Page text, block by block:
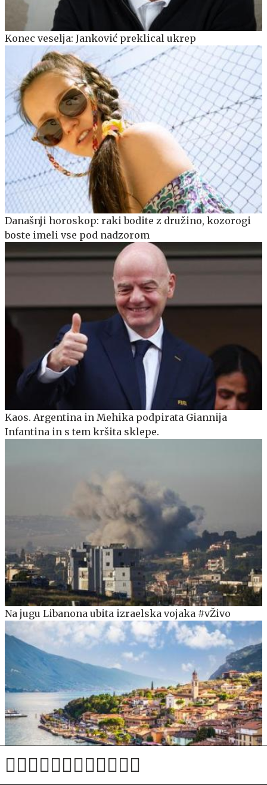
Konec veselja: Janković preklical ukrep
Današnji horoskop: raki bodite z družino, kozorogi
boste imeli vse pod nadzorom
Kaos. Argentina in Mehika podpirata Giannija
Infantina in s tem kršita sklepe.
Na jugu Libanona ubita izraelska vojaka #vŽivo